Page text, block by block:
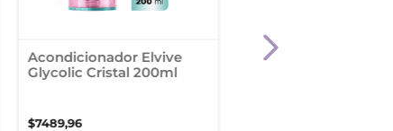
Acondicionador Elvive
Glycolic Cristal 200ml
$7489,96
Pantene